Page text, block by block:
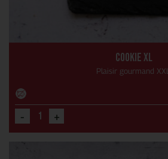
Cookie XL
Plaisir gourmand XXL.
- +